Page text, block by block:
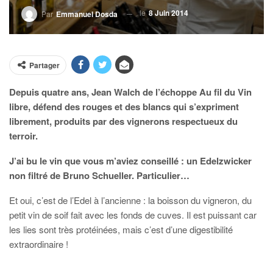
Par Emmanuel Dosda le8 Juin 2014
Partager
Depuis quatre ans, Jean Walch de l’échoppe Au fil du Vin
libre, défend des rouges et des blancs qui s’expriment
librement, produits par des vignerons respectueux du
terroir.
J’ai bu le vin que vous m’aviez conseillé : un Edelzwicker
non filtré de Bruno Schueller. Particulier…
Et oui, c’est de l’Edel à l’ancienne : la boisson du vigneron, du
petit vin de soif fait avec les fonds de cuves. Il est puissant car
les lies sont très protéinées, mais c’est d’une digestibilité
extraordinaire !